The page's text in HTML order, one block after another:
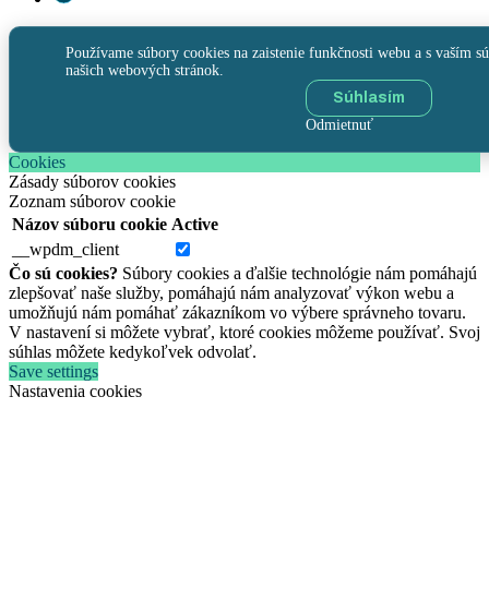
Používame súbory cookies na zaistenie funkčnosti webu a s vaším
našich webových stránok.
Súhlasím
Odmietnuť
Cookies
Zásady súborov cookies
Zoznam súborov cookie
Názov súboru cookie Active
__wpdm_client
Čo sú cookies? Súbory cookies a ďalšie technológie nám pomáhajú
zlepšovať naše služby, pomáhajú nám analyzovať výkon webu a
umožňujú nám pomáhať zákazníkom vo výbere správneho tovaru.
V nastavení si môžete vybrať, ktoré cookies môžeme používať. Svoj
súhlas môžete kedykoľvek odvolať.
Save settings
Nastavenia cookies